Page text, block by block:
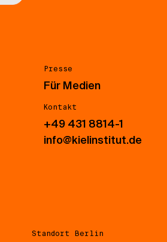
Presse
Für Medien
Kontakt
+49 431 8814-1
info@kielinstitut.de
Standort Berlin